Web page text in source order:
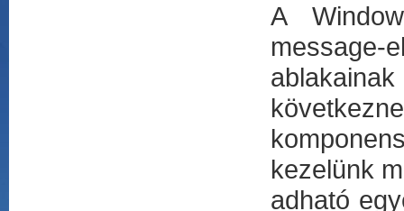
A
message-
kezelünk
adható